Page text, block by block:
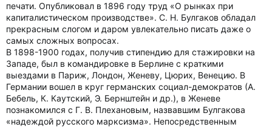
печати. Опубликовал в 1896 году труд «О рынках при
капиталистическом производстве». С. Н. Булгаков обладал
прекрасным слогом и даром увлекательно писать даже о
самых сложных вопросах.
В 1898-1900 годах, получив стипендию для стажировки на
Западе, был в командировке в Берлине с краткими
выездами в Париж, Лондон, Женеву, Цюрих, Венецию. В
Германии вошел в круг германских социал-демократов (А.
Бебель, К. Каутский, Э. Бернштейн и др.), в Женеве
познакомился с Г. В. Плехановым, назвавшим Булгакова
«надеждой русского марксизма». Непосредственным